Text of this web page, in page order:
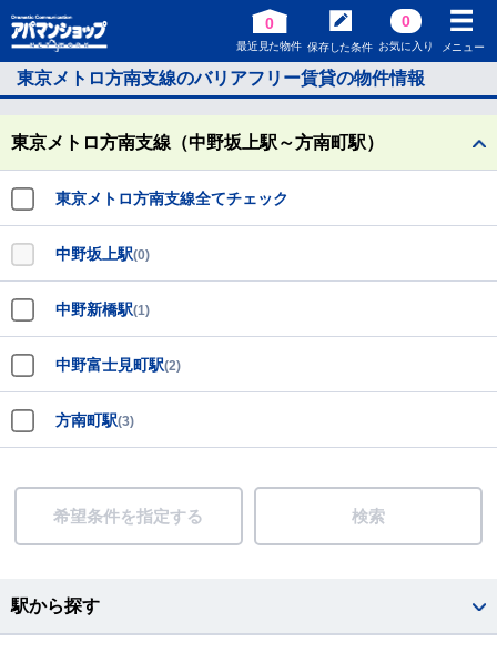
0
最近見た物件 保存した条件
0
お気に入り メニュー
東京メトロ方南支線のバリアフリー賃貸の物件情報
東京メトロ方南支線（中野坂上駅～方南町駅）
東京メトロ方南支線全てチェック
中野坂上駅(0)
中野新橋駅(1)
中野富士見町駅(2)
方南町駅(3)
希望条件を指定する 検索
駅から探す